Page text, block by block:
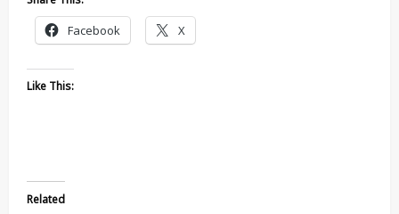
Facebook X
Like This:
Related